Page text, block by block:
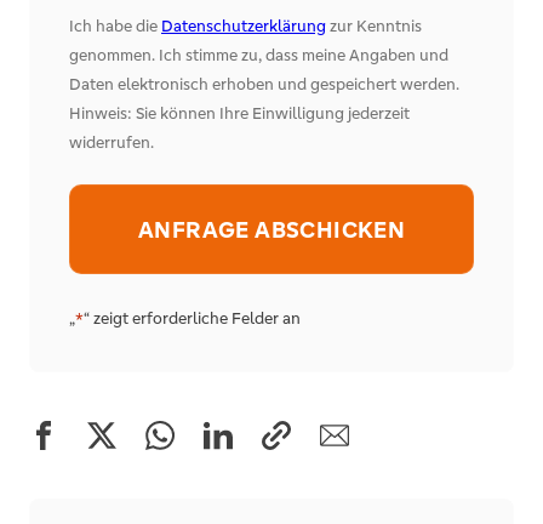
„*“ zeigt erforderliche Felder an
Ich habe die Datenschutzerklärungzur Kenntnis
genommen. Ich stimme zu, dass meine Angaben und
Daten elektronisch erhoben und gespeichert werden.
Hinweis: Sie können Ihre Einwilligung jederzeit
widerrufen.
Alternative: